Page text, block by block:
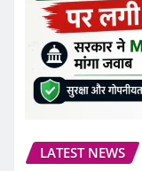
LATEST NEWS